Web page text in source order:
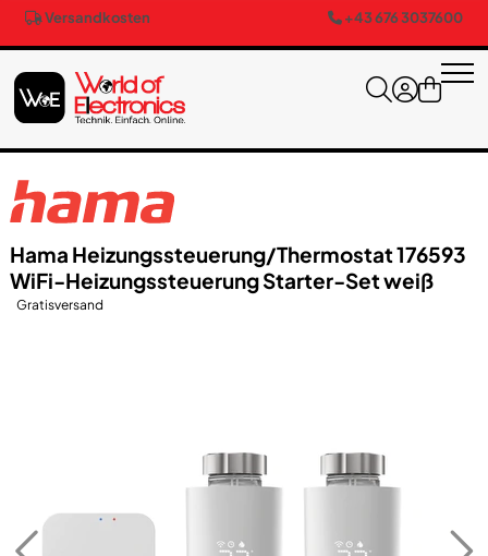
Versandkosten +43 676 3037600
Hama Heizungssteuerung/​Thermostat 176593
Wi​Fi-Heizungssteuerung Starter-Set weiß
Gratisversand